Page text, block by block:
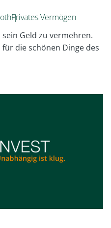
Privates Vermögen
Geld zu vermehren.
die schönen Dinge des